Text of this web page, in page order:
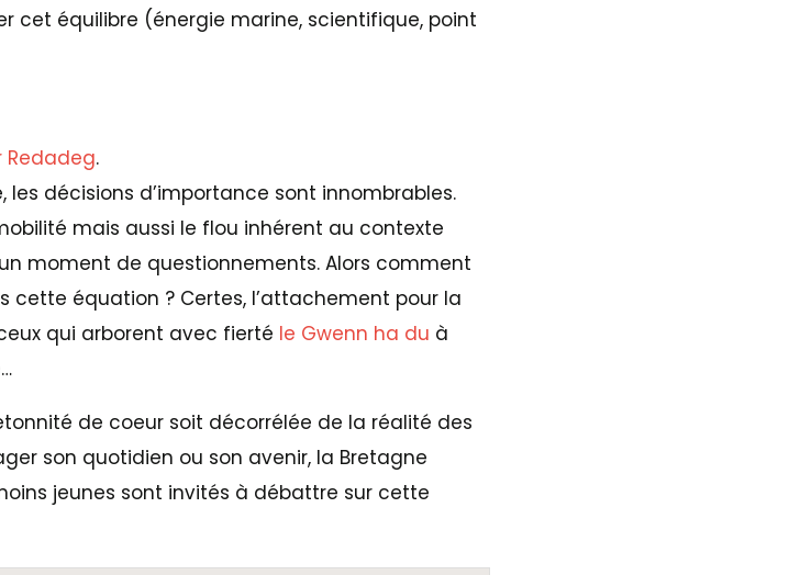
cet équilibre (énergie marine, scientifique, point
Redadeg.
les décisions d’importance sont innombrables.
mais aussi le flou inhérent au contexte
moment de questionnements. Alors comment
équation ? Certes, l’attachement pour la
qui arborent avec fierté le Gwenn ha du à
de coeur soit décorrélée de la réalité des
son quotidien ou son avenir, la Bretagne
jeunes sont invités à débattre sur cette